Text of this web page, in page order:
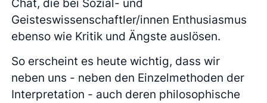
Geisteswissenschaftler/innen Enthusiasmus
ebenso wie Kritik und Ängste auslösen.
So erscheint es heute wichtig, dass wir
neben uns - neben den Einzelmethoden der
Interpretation - auch deren philosophische